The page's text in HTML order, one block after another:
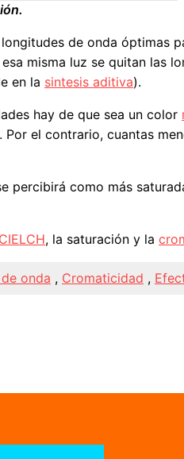
de onda óptimas
misma luz se quitan las
en la sintesis aditiva).
hay de que sea un color
el contrario, cuantas
percibirá como más
, la saturación y la
onda , Cromaticidad ,